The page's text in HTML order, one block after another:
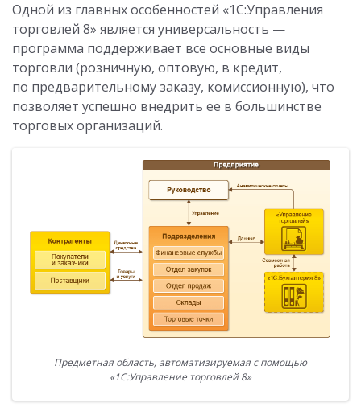
Одной из главных особенностей «1С:Управления
торговлей 8» является универсальность —
программа поддерживает все основные виды
торговли (розничную, оптовую, в кредит,
по предварительному заказу, комиссионную), что
позволяет успешно внедрить ее в большинстве
торговых организаций.
Предметная область, автоматизируемая с помощью
«1С:Управление торговлей 8»